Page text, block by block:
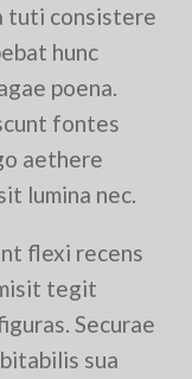
tuti consistere
hunc
poena.
fontes
aethere
lumina nec.
flexi recens
tegit
Securae
sua